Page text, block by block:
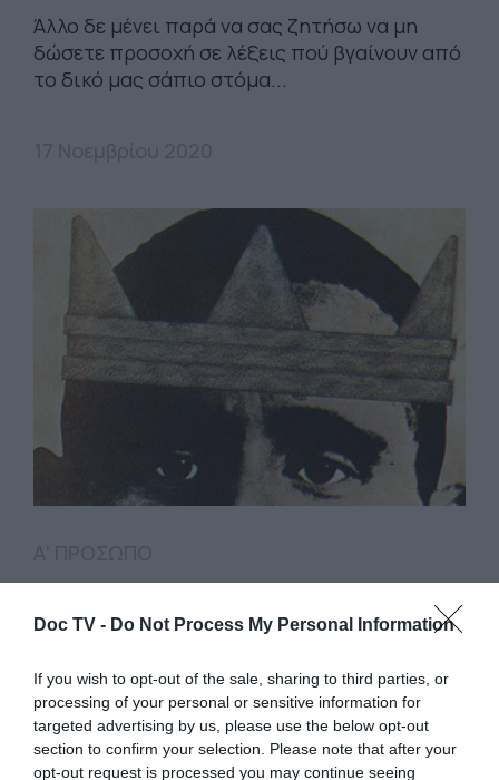
Doc TV - Do Not Process My Personal Information
If you wish to opt-out of the sale, sharing to third parties, or
processing of your personal or sensitive information for
targeted advertising by us, please use the below opt-out
section to confirm your selection. Please note that after your
opt-out request is processed you may continue seeing
Άλλο δε μένει παρά να σας ζητήσω να μη
δώσετε προσοχή σε λέξεις πού βγαίνουν από
το δικό μας σάπιο στόμα...
Ο Μπρεχτ είπε
«Η πραγματικότητα είναι εκεί και σε
περιμένει, θέλει να αλλάξει, άλλαξέ την»